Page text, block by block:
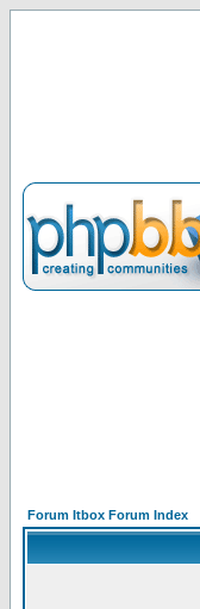
Forum Itbox Forum Index